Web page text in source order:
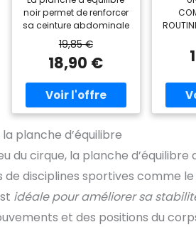
noir permet de renforcer
sa ceinture abdominale
et d’améliorer la
coordination, la
posture et l’équilibre
grande variété
d’exercices : pompes,
planche, positions
d’équilibre debout et
entraînements ciblés
pour renforcer des
muscles, ligaments,
tendons et articulations
spécifiques Dessus en
bois massif supportant
jusqu’à 120 kg Pour les
19,85 €
18,90 €
en
bois
peut
le
est
planche d’équilibre
du cirque, la planche
de disciplines sportives comme
idéale pour améliorer sa
et des positions du